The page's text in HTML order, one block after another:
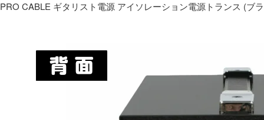
PRO CABLE ギタリスト電源 アイソレーション電源トランス (ブ